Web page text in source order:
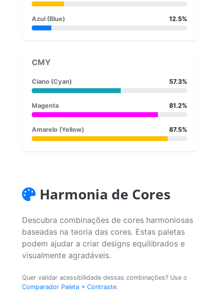
Azul (Blue) 12.5%
CMY
Ciano (Cyan) 57.3%
Magenta 81.2%
Amarelo (Yellow) 87.5%
Harmonia de Cores
Descubra combinações de cores harmoniosas
baseadas na teoria das cores. Estas paletas
podem ajudar a criar designs equilibrados e
visualmente agradáveis.
Quer validar acessibilidade dessas combinações? Use o
Comparador Paleta + Contraste.